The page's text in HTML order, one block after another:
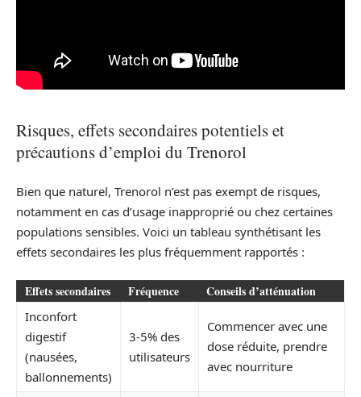
Risques, effets secondaires potentiels et
précautions d’emploi du Trenorol
Bien que naturel, Trenorol n’est pas exempt de risques,
notamment en cas d’usage inapproprié ou chez certaines
populations sensibles. Voici un tableau synthétisant les
effets secondaires les plus fréquemment rapportés :
Effets secondaires Fréquence Conseils d’atténuation
Inconfort
digestif
(nausées,
ballonnements)
3-5% des
utilisateurs
Commencer avec une
dose réduite, prendre
avec nourriture